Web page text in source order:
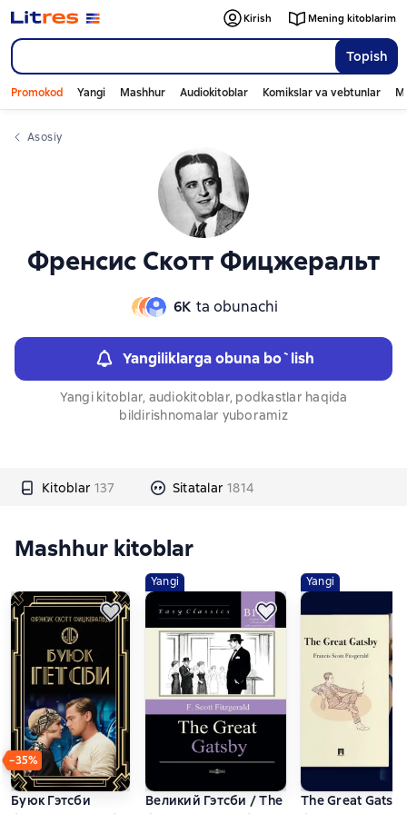
Topish
Kirish Mening kitoblarim
Promokod Yangi Mashhur Audiokitoblar Komikslar va vebtunlar
Asosiy
Френсис Скотт Фицжеральт
6К ta obunachi
Yangiliklarga obuna bo`lish
Yangi kitoblar, audiokitoblar, podkastlar haqida
bildirishnomalar yuboramiz
Kitoblar 137 Sitatalar 1814
Слайдер с книгами
Mashhur kitoblar
−35%
Буюк Гэтсби
Yangi
Великий Гэтсби / The Great Gatsby.
Yangi
The Great
Слайдер с книгами